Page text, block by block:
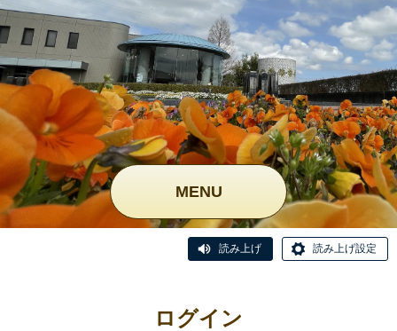
MENU
読み上げ 読み上げ設定
ログイン